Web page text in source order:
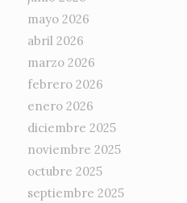
mayo 2026
abril 2026
marzo 2026
febrero 2026
enero 2026
diciembre 2025
noviembre 2025
octubre 2025
septiembre 2025